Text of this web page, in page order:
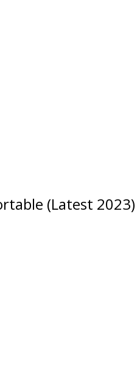
(Latest 2023)